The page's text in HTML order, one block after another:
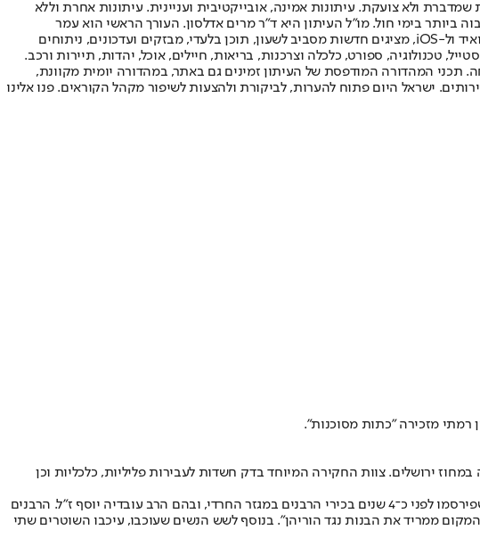
ולא צועקת. עיתונות אמינה, אובייקטיבית ועניינית. עיתונות אחרת וללא
הישראלי בעל שיעור החשיפה הגבוה ביותר בימי חול. מו"ל העיתון היא ד"ר מרים אדלסון. העורך הראשי הוא עמר
לחמנוביץ, והעורך המייסד הוא עמוס רגב. אתרי האינטרנט של "ישראל היום" בעברית ובאנגלית, כמו כן היישומונים (אפליקציות) לאנדרואיד ול-iOS, מציגים חדשות מסביב לשעון, תוכן בלעדי, מבזקים ועדכונים, ניתוחים
טכנולוגיה, ספורט, כלכלה וצרכנות, בריאות, חיילים, אוכל, יהדות, תיירות ורכב.
תכני המהדורה המודפסת של העיתון זמינים גם באתר, במהדורה יומית מקוונת,
ישראל היום פתוח להערות, לביקורת ולהצעות לשיפור מקהל הקוראים. פנו אלינו
ירושלים. צוות החקירה המיוחד בדק חשדות לעבירות פליליות, כלכליות וכן
מקור הפרשה במודעות שפירסמו לפני כ־4 שנים בכירי הרבנים במגזר החרדי, ובהם הרב עובדיה יוסף ז"ל. הרבנים
ממריד את הבנות נגד הוריהן". בנוסף לשש הנשים שעוכבו, עיכבו השוטרים שתי